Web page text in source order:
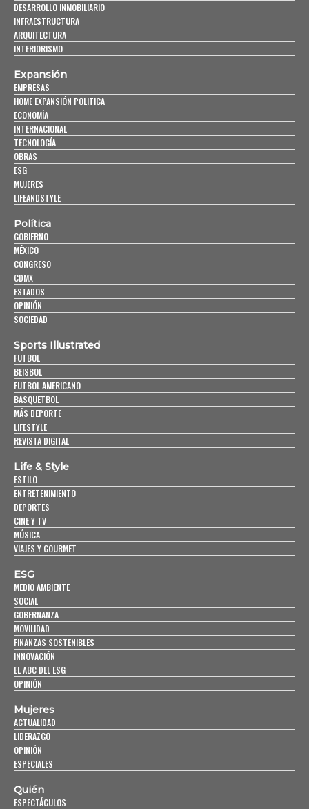
DESARROLLO INMOBILIARIO
INFRAESTRUCTURA
ARQUITECTURA
INTERIORISMO
Expansión
EMPRESAS
HOME EXPANSIÓN POLITICA
ECONOMÍA
INTERNACIONAL
TECNOLOGÍA
OBRAS
ESG
MUJERES
LIFEANDSTYLE
Política
GOBIERNO
MÉXICO
CONGRESO
CDMX
ESTADOS
OPINIÓN
SOCIEDAD
Sports Illustrated
FUTBOL
BEISBOL
FUTBOL AMERICANO
BASQUETBOL
MÁS DEPORTE
LIFESTYLE
REVISTA DIGITAL
Life & Style
ESTILO
ENTRETENIMIENTO
DEPORTES
CINE Y TV
MÚSICA
VIAJES Y GOURMET
ESG
MEDIO AMBIENTE
SOCIAL
GOBERNANZA
MOVILIDAD
FINANZAS SOSTENIBLES
INNOVACIÓN
EL ABC DEL ESG
OPINIÓN
Mujeres
ACTUALIDAD
LIDERAZGO
OPINIÓN
ESPECIALES
Quién
ESPECTÁCULOS